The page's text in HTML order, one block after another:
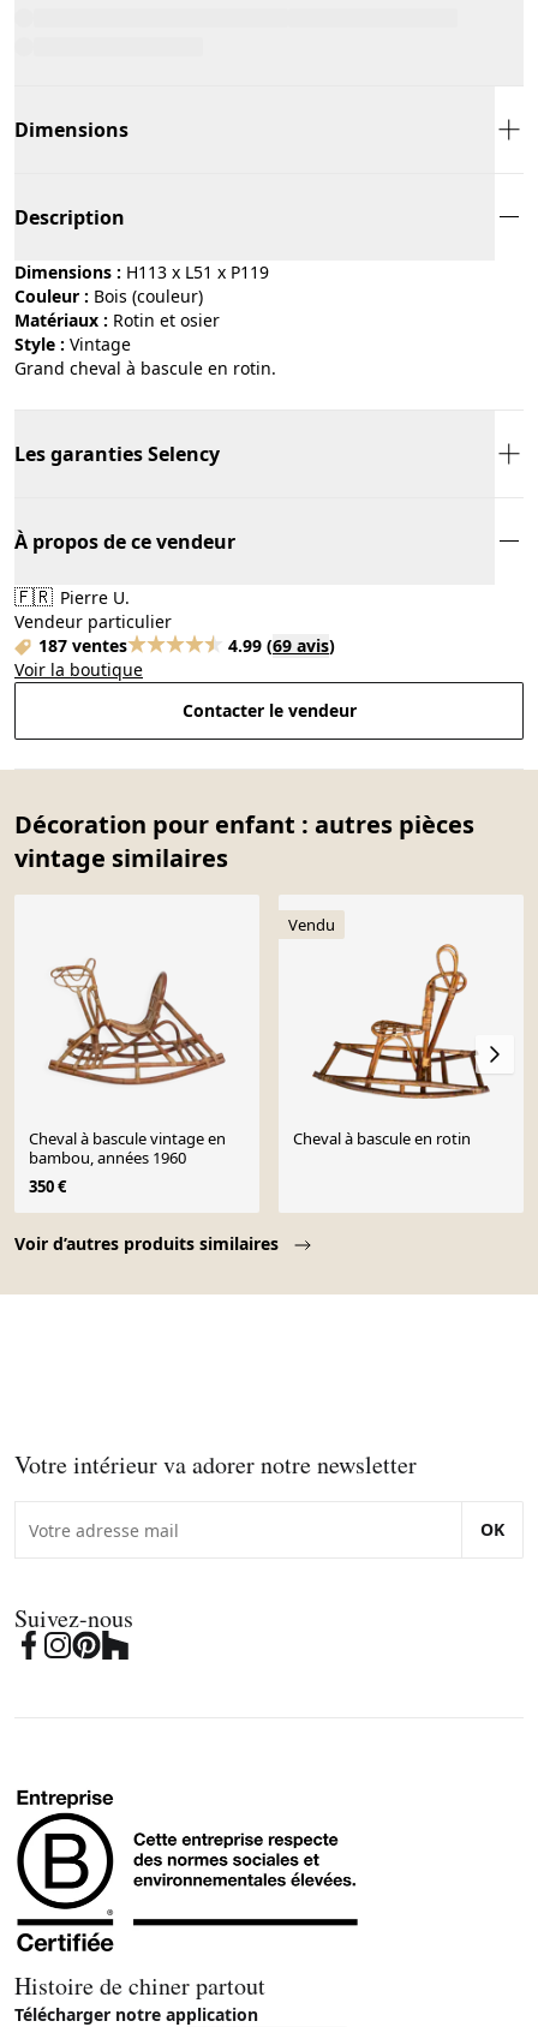
Dimensions
Description
Dimensions : H113 x L51 x P119
Couleur :
bois (couleur)
Matériaux :
rotin et osier
Style :
vintage
Grand cheval à bascule en rotin.
Les garanties Selency
À propos de ce vendeur
🇫🇷 Pierre U.
Vendeur particulier
187 ventes
4.99 (69 avis)
Voir la boutique
Contacter le vendeur
Décoration pour enfant : autres pièces
vintage similaires
Voir d’autres produits similaires
Cheval à bascule vintage en
bambou, années 1960
350 €
Vendu
Cheval à bascule en rotin
Votre intérieur va adorer notre newsletter
OK
Suivez-nous
Histoire de chiner partout
Télécharger notre application